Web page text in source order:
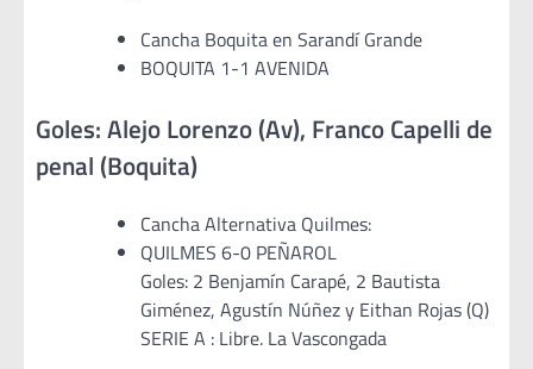
Cancha Boquita en Sarandí Grande
BOQUITA 1-1 AVENIDA
Goles: Alejo Lorenzo (Av), Franco Capelli de
penal (Boquita)
Cancha Alternativa Quilmes:
QUILMES 6-0 PEÑAROL
Goles: 2 Benjamín Carapé, 2 Bautista
Giménez, Agustín Núñez y Eithan Rojas (Q)
SERIE A : Libre. La Vascongada